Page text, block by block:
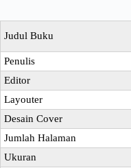
Judul Buku
Penulis
Editor
Layouter
Desain Cover
Jumlah Halaman
Ukuran